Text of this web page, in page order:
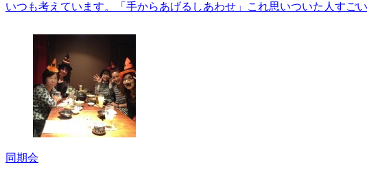
いつも考えています。「手からあげるしあわせ」これ思いついた人すご
同期会